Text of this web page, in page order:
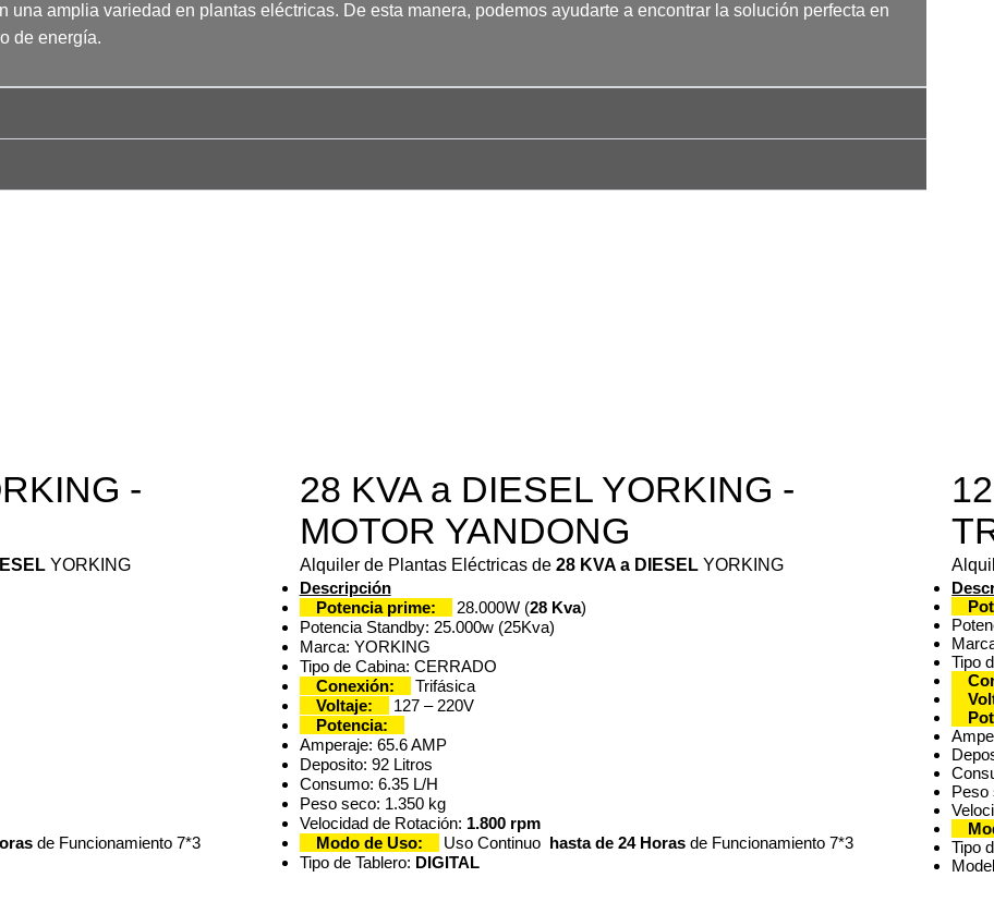
una amplia variedad en plantas eléctricas. De esta manera, podemos ayudarte a encontrar la solución perfecta en
de energía.
-
YORKING
de Funcionamiento 7*3
28 KVA a DIESEL YORKING -
MOTOR YANDONG
Alquiler de Plantas Eléctricas de 28 KVA a DIESELYORKING
Descripción
Potencia prime:
28.000W (28 Kva)
Potencia Standby: 25.000w (25Kva)
Marca: YORKING
Tipo de Cabina: CERRADO
Conexión:
Trifásica
Voltaje:
127 – 220V
Potencia:
Amperaje: 65.6 AMP
Deposito: 92 Litros
Consumo: 6.35 L/H
Peso seco: 1.350 kg
Velocidad de Rotación: 1.800 rpm
Modo de Uso:
Uso Continuo hasta de 24 Horasde Funcionamiento 7*3
Tipo de Tablero: DIGITAL
Tipo
Peso
Tipo